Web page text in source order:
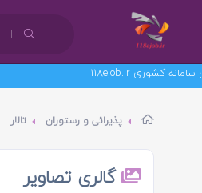
پذیرائی و رستوران تالار
گالری تصاویر